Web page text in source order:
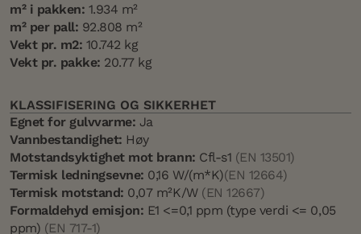
m² i pakken: 1.934 m²
m² per pall: 92.808 m²
Vekt pr. m2: 10.742 kg
Vekt pr. pakke: 20.77 kg
KLASSIFISERING OG SIKKERHET
Egnet for gulvvarme: Ja
Vannbestandighet: Høy
Motstandsyktighet mot brann: Cfl-s1 (EN 13501)
Termisk ledningsevne: 0,16 W/(m*K)(EN 12664)
Termisk motstand: 0,07 m²K/W (EN 12667)
Formaldehyd emisjon: E1 <=0,1 ppm (type verdi <= 0,05
ppm) (EN 717-1)